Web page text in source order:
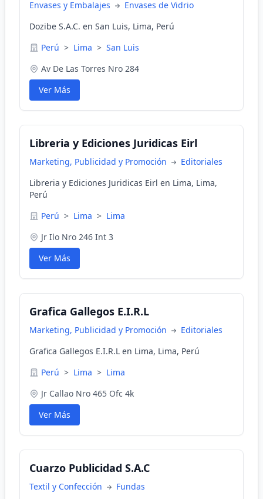
Envases y Embalajes
Envases de Vidrio
Dozibe S.A.C. en San Luis, Lima, Perú
Perú > Lima > San Luis
Av De Las Torres Nro 284
Ver Más
Libreria y Ediciones Juridicas Eirl
Marketing, Publicidad y Promoción
Editoriales
Libreria y Ediciones Juridicas Eirl en Lima, Lima,
Perú
Perú > Lima > Lima
Jr Ilo Nro 246 Int 3
Ver Más
Grafica Gallegos E.I.R.L
Marketing, Publicidad y Promoción
Editoriales
Grafica Gallegos E.I.R.L en Lima, Lima, Perú
Perú > Lima > Lima
Jr Callao Nro 465 Ofc 4k
Ver Más
Cuarzo Publicidad S.A.C
Textil y Confección
Fundas